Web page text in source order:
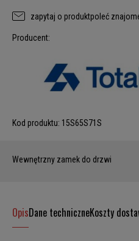
zapytaj o produktpoleć
Producent:
Kod produktu: 15S65S71S
Wewnętrzny zamek do drzwi
OpisDane techniczneKoszty